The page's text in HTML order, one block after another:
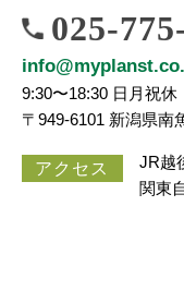
025-
9:30〜18:30 日月祝休
〒949-6101 新潟県南
アクセス
JR越
関東